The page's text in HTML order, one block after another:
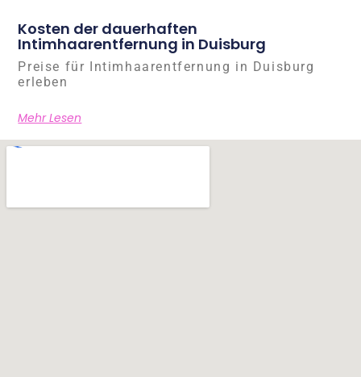
Kosten der dauerhaften
Intimhaarentfernung in Duisburg
Preise für Intimhaarentfernung in Duisburg
erleben
Mehr Lesen